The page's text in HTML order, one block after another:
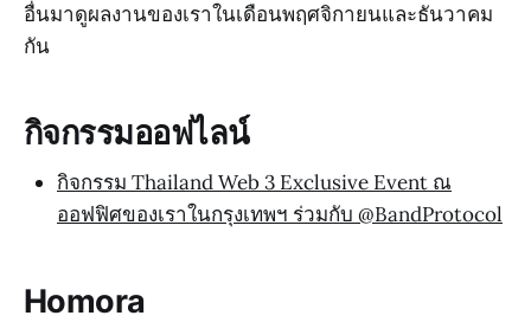
อื่นมาดูผลงานของเราในเดือนพฤศจิกายนและธันวาคม
กัน
กิจกรรมออฟไลน์
กิจกรรม Thailand Web 3 Exclusive Event ณ
ออฟฟิศของเราในกรุงเทพฯ ร่วมกับ @BandProtocol
Homora